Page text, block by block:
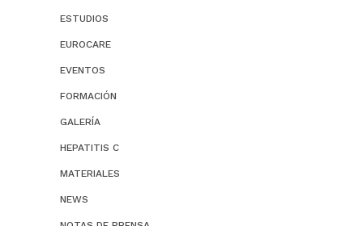
ESTUDIOS
EUROCARE
EVENTOS
FORMACIÓN
GALERÍA
HEPATITIS C
MATERIALES
NEWS